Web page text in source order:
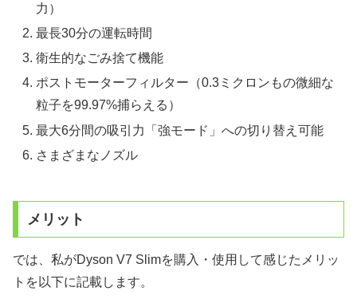
力）
最長30分の運転時間
衛生的なごみ捨て機能
ポストモーターフィルター（0.3ミクロンもの微細な
粒子を99.97%捕らえる）
最大6分間の吸引力「強モード」への切り替え可能
さまざまなノズル
メリット
では、私がDyson V7 Slimを購入・使用して感じたメリッ
トを以下に記載します。